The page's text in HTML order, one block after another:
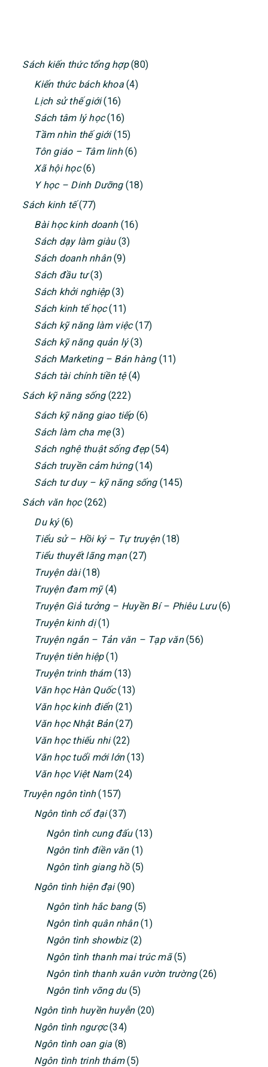
PRIMARY
SIDEBAR
Sách kiến thức tổng hợp(80)
Kiến thức bách khoa(4)
Lịch sử thế giới(16)
Sách tâm lý học(16)
Tầm nhìn thế giới(15)
Tôn giáo – Tâm linh(6)
Xã hội học(6)
Y học – Dinh Dưỡng(18)
Sách kinh tế(77)
Bài học kinh doanh(16)
Sách dạy làm giàu(3)
Sách doanh nhân(9)
Sách đầu tư(3)
Sách khởi nghiệp(3)
Sách kinh tế học(11)
Sách kỹ năng làm việc(17)
Sách kỹ năng quản lý(3)
Sách Marketing – Bán hàng(11)
Sách tài chính tiền tệ(4)
Sách kỹ năng sống(222)
Sách kỹ năng giao tiếp(6)
Sách làm cha mẹ(3)
Sách nghệ thuật sống đẹp(54)
Sách truyền cảm hứng(14)
Sách tư duy – kỹ năng sống(145)
Sách văn học(262)
Du ký(6)
Tiểu sử – Hồi ký – Tự truyện(18)
Tiểu thuyết lãng mạn(27)
Truyện dài(18)
Truyện đam mỹ(4)
Truyện Giả tưởng – Huyền Bí – Phiêu Lưu(6)
Truyện kinh dị(1)
Truyện ngắn – Tản văn – Tạp văn(56)
Truyện tiên hiệp(1)
Truyện trinh thám(13)
Văn học Hàn Quốc(13)
Văn học kinh điển(21)
Văn học Nhật Bản(27)
Văn học thiếu nhi(22)
Văn học tuổi mới lớn(13)
Văn học Việt Nam(24)
Truyện ngôn tình(157)
Ngôn tình cổ đại(37)
Ngôn tình cung đấu(13)
Ngôn tình điền văn(1)
Ngôn tình giang hồ(5)
Ngôn tình hiện đại(90)
Ngôn tình hắc bang(5)
Ngôn tình quân nhân(1)
Ngôn tình showbiz(2)
Ngôn tình thanh mai trúc mã(5)
Ngôn tình thanh xuân vườn trường(26)
Ngôn tình võng du(5)
Ngôn tình huyền huyễn(20)
Ngôn tình ngược(34)
Ngôn tình oan gia (8)
Ngôn tình trinh thám(5)